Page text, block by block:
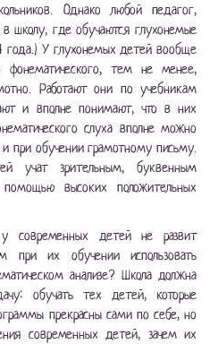
Однако любой педагог,
школу, где обучаются глухонемые
года.) У глухонемых детей вообще
фонематического, тем не менее,
Работают они по учебникам
и вполне понимают, что в них
слуха вполне можно
при обучении грамотному письму.
учат зрительным, буквенным
высоких положительных
современных детей не развит
при их обучении использовать
анализе? Школа должна
обучать тех детей, которые
прекрасны сами по себе, но
современных детей, зачем их